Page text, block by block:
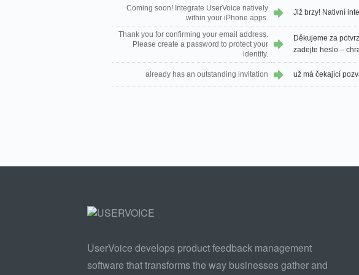
Coming soon! Integrate UserVoice natively
within your iPhone apps.
Již brzy! Nativní
Thank you for confirming your email address.
Please create a password to protect your
identity.
Děkujeme za
zadejte heslo –
already has an outstanding invitation už má čekající
UserVoice develops product feedback management
software that transforms the way businesses gather and